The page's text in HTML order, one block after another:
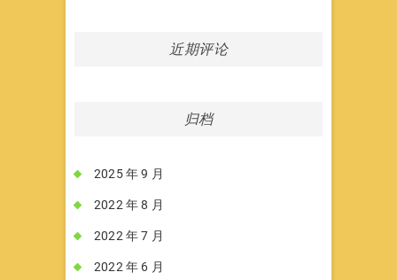
近期评论
归档
2025 年 9 月
2022 年 8 月
2022 年 7 月
2022 年 6 月